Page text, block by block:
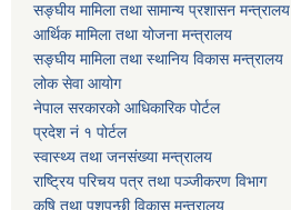
सङ्घीय मामिला तथा सामान्य प्रशासन मन्त्रालय
आर्थिक मामिला तथा योजना मन्त्रालय
सङ्घीय मामिला तथा स्थानिय विकास मन्त्रालय
लोक सेवा आयोग
नेपाल सरकारको आधिकारिक पोर्टल
प्रदेश नं १ पोर्टल
स्वास्थ्य तथा जनसंख्या मन्त्रालय
राष्ट्रिय परिचय पत्र तथा पञ्जीकरण विभाग
कृषि तथा पशुपन्छी विकास मन्त्रालय